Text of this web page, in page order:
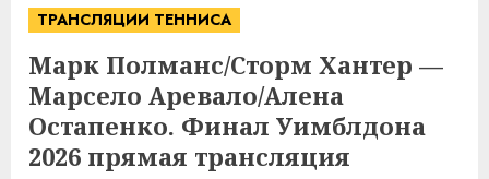
ТРАНСЛЯЦИИ ТЕННИСА
Марк Полманс/Сторм Хантер —
Марсело Аревало/Алена
Остапенко. Финал Уимблдона
2026 прямая трансляция